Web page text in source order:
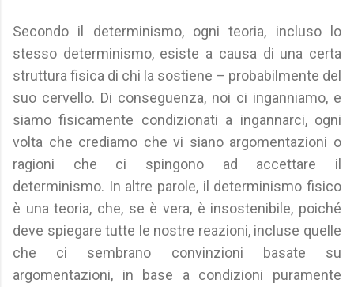
Secondo il determinismo, ogni teoria, incluso lo
stesso determinismo, esiste a causa di una certa
struttura fisica di chi la sostiene – probabilmente del
suo cervello. Di conseguenza, noi ci inganniamo, e
siamo fisicamente condizionati a ingannarci, ogni
volta che crediamo che vi siano argomentazioni o
ragioni che ci spingono ad accettare il
determinismo. In altre parole, il determinismo fisico
è una teoria, che, se è vera, è insostenibile, poiché
deve spiegare tutte le nostre reazioni, incluse quelle
che ci sembrano convinzioni basate su
argomentazioni, in base a condizioni puramente